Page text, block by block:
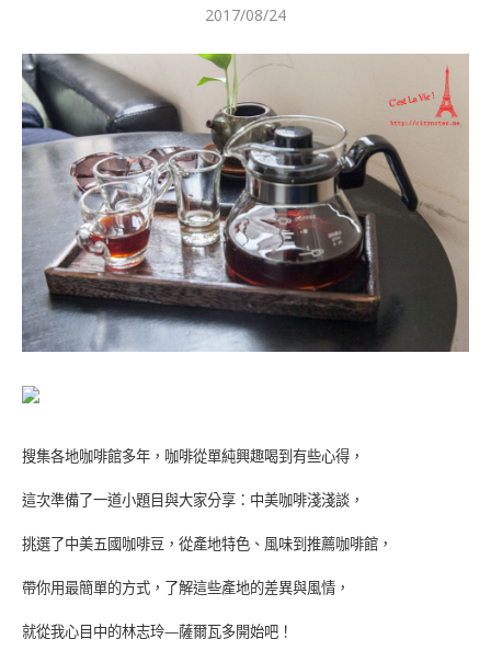
2017/08/24
搜集各地咖啡館多年，咖啡從單純興趣喝到有些心得，
這次準備了一道小題目與大家分享：中美咖啡淺淺談，
挑選了中美五國咖啡豆，從產地特色、風味到推薦咖啡館，
帶你用最簡單的方式，了解這些產地的差異與風情，
就從我心目中的林志玲—薩爾瓦多開始吧！